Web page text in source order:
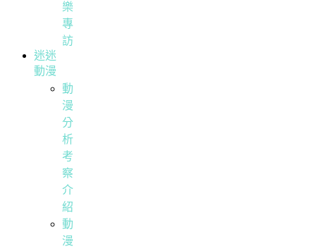
樂
專
訪
迷迷
動漫
動
漫
分
析
考
察
介
紹
動
漫